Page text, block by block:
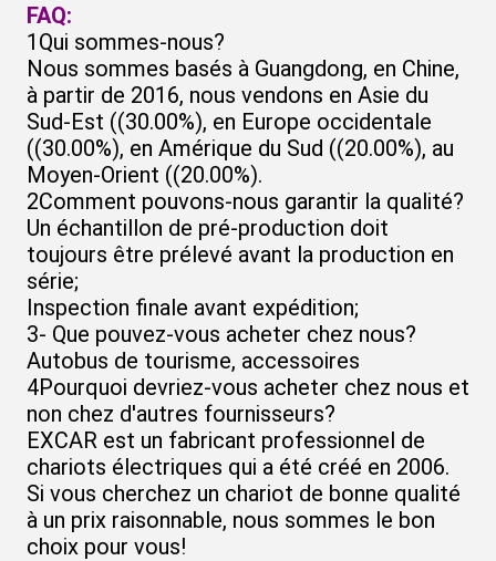
FAQ:
1Qui sommes-nous?
Nous sommes basés à Guangdong, en Chine,
à partir de 2016, nous vendons en Asie du
Sud-Est ((30.00%), en Europe occidentale
((30.00%), en Amérique du Sud ((20.00%), au
Moyen-Orient ((20.00%).
2Comment pouvons-nous garantir la qualité?
Un échantillon de pré-production doit
toujours être prélevé avant la production en
série;
Inspection finale avant expédition;
3- Que pouvez-vous acheter chez nous?
Autobus de tourisme, accessoires
4Pourquoi devriez-vous acheter chez nous et
non chez d'autres fournisseurs?
EXCAR est un fabricant professionnel de
chariots électriques qui a été créé en 2006.
Si vous cherchez un chariot de bonne qualité
à un prix raisonnable, nous sommes le bon
choix pour vous!